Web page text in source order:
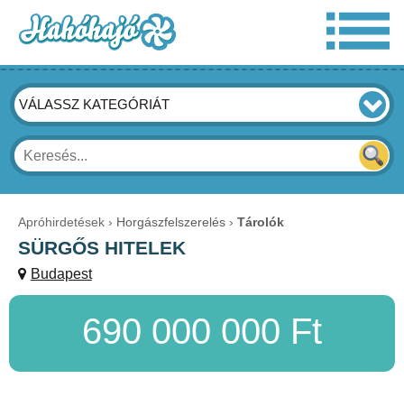
VÁLASSZ KATEGÓRIÁT
Apróhirdetések Horgászfelszerelés Tárolók
SÜRGŐS HITELEK
Budapest
690 000 000 Ft